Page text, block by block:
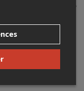
Anne-Marie
toutes lettres